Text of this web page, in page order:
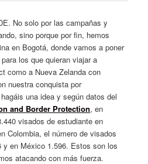
No solo por las campañas y
sino porque por fin, hemos
en Bogotá, donde vamos a poner
los que quieran viajar a
como a Nueva Zelanda con
nuestra conquista por
una idea y según datos del
and Border Protection, en
visados de estudiante en
Colombia, el número de visados
y en México 1.596. Estos son los
atacando con más fuerza.